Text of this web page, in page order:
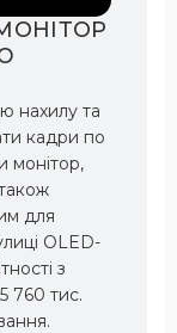
нахилу та
кадри по
монітор,
для
OLED-
з
760 тис.